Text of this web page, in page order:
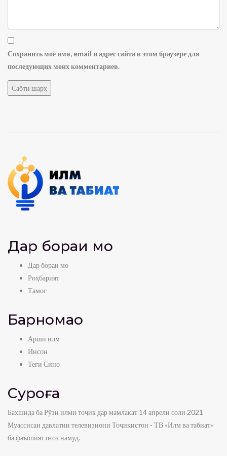
Сохранить моё имя, email и адрес сайта в этом браузере для
последующих моих комментариев.
Дар бораи мо
Дар бораи мо
Роҳбарият
Тамос
Барномаҳо
Арши илм
Инсон
Теғи Сино
Суроға
Бахшида ба Рӯзи илми тоҷик дар мамлакат 14 апрели соли 2021
Муассисаи давлатии телевизиони Тоҷикистон - ТВ «Илм ва табиат»
ба фаъолият оғоз намуд.